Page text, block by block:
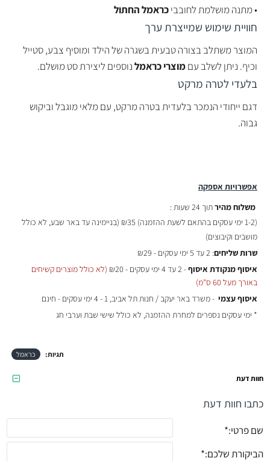
אפשרויות אספקה
משלוח מהירתוך 24 שעות :
(1-2 ימי עסקים בהתאם לשעת ההזמנה)
₪35 (בניימינה עד באר שבע, לא כולל
מושבים וקיבוצים)
שרות שליחים: 2 עד 5 ימי עסקים - ₪29
איסוף מנקודת איסוף- 2 עד 4 ימי עסקים - ₪20
(לא כולל מוצרים קשיחים
באורך מעל 60 ס"מ)
איסוף עצמי - משרד באר יעקב / חנות תל אביב, 1 - 4 ימי עסקים - חינם
* ימי עסקים נספרים למחרת ההזמנה, לא כולל שישי שבת וערבי חג
• מתנה מושלמת לחובביכראמל החתול
חוויית שימוש שמייצרת ערך
המוצר משתלב בצורה טבעית בשגרה של הילד ומוסיף צבע, סטייל
וכיף. ניתן לשלב עםמוצרי כראמלנוספים ליצירת סט מושלם.
בלעדי לטרה מרקט
דגם ייחודי הנמכר בלעדית בטרה מרקט, עם מלאי מוגבל וביקוש
גבוה.
תגיות: כראמל
חוות דעת
כתבו חוות דעת
שם פרטי:
הביקורת שלכם: